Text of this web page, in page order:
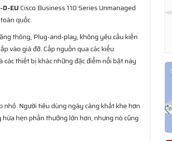
D-EUCisco Business 110 Series Unmanaged
quốc.
thông, Plug-and-play, không yêu cầu kiến
vào giá đỡ. Cấp nguồn qua các kiểu
thiết bị khác những đặc điểm nổi bật này
Người tiêu dùng ngày càng khắt khe hơn
hẹn phần thưởng lớn hơn, nhưng nó cũng